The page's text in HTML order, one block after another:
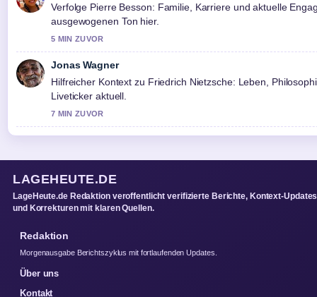
Verfolge Pierre Besson: Familie, Karriere und aktuelle
ausgewogenen Ton hier.
5 MIN ZUVOR
Jonas Wagner
Hilfreicher Kontext zu Friedrich Nietzsche: Leben,
Liveticker aktuell.
7 MIN ZUVOR
LAGEHEUTE.DE
LageHeute.de Redaktion veroffentlicht verifizierte Berichte, Kontext-Updates
und Korrekturen mit klaren Quellen.
Redaktion
Morgenausgabe Berichtszyklus mit fortlaufenden Updates.
Über uns
Kontakt